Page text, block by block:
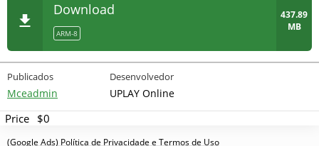
Download
ARM-8
437.89
MB
Publicados
Mceadmin
Desenvolvedor
UPLAY Online
Price $0
(Google Ads) Política de Privacidade e Termos de Uso